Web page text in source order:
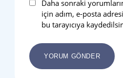
Daha sonraki
için adım, e-posta
bu tarayıcıya